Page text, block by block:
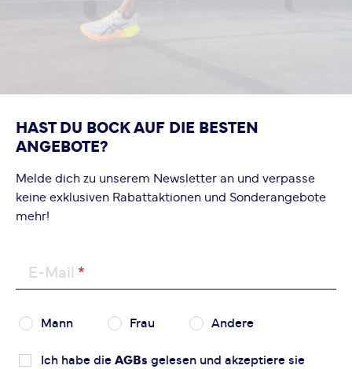
HAST DU BOCK AUF DIE BESTEN
ANGEBOTE?
Melde dich zu unserem Newsletter an und verpasse
keine exklusiven Rabattaktionen und Sonderangebote
mehr!
E-Mail
Mann Frau Andere
Ich habe die AGBs gelesen und akzeptiere sie